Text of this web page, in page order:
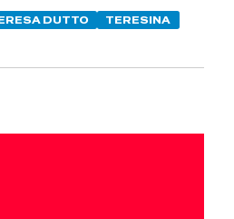
DUTTO
TERESINA